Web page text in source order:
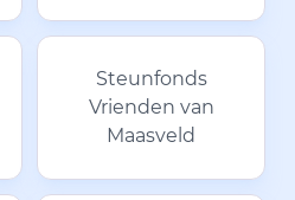
Steunfonds
Vrienden van
Maasveld